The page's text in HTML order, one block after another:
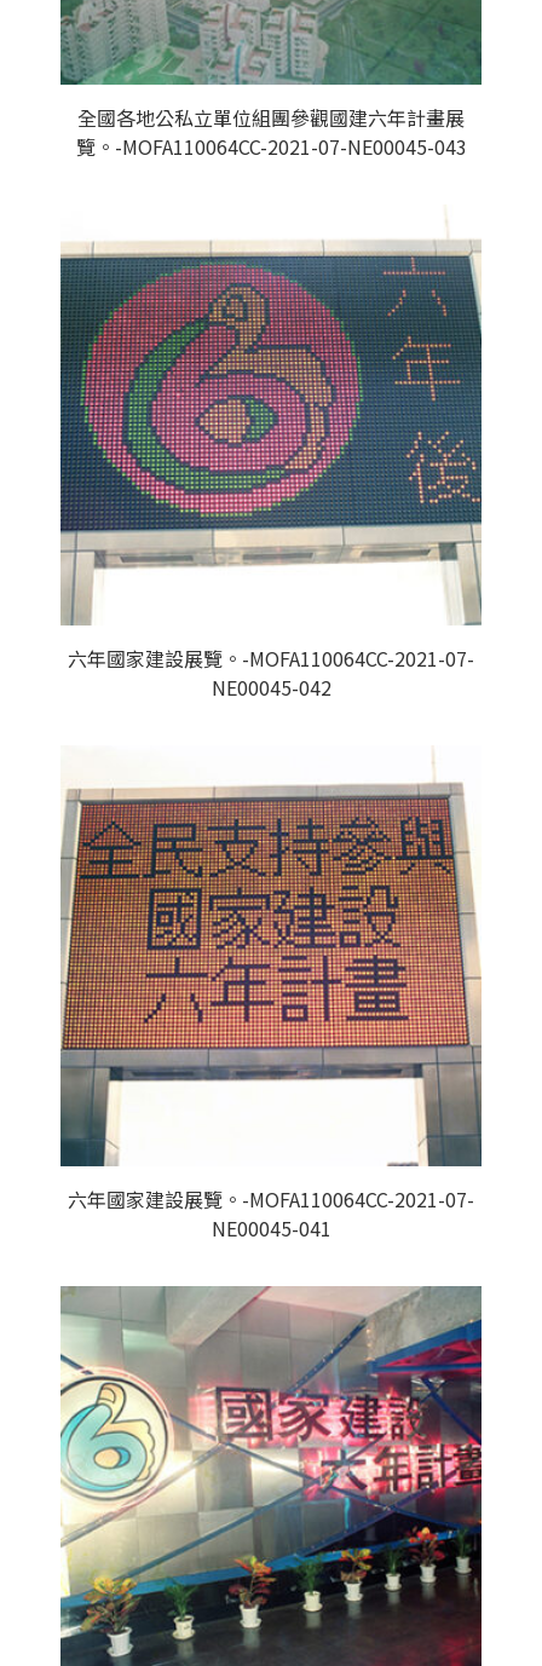
全國各地公私立單位組團參觀國建六年計畫展
覽。-MOFA110064CC-2021-07-NE00045-043
六年國家建設展覽。-MOFA110064CC-2021-07-
NE00045-042
六年國家建設展覽。-MOFA110064CC-2021-07-
NE00045-041